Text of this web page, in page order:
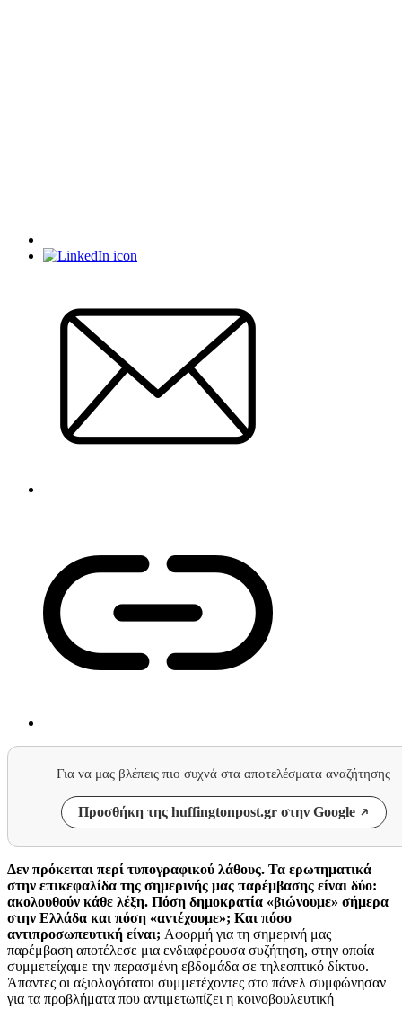
Για να μας βλέπεις πιο συχνά στα αποτελέσματα αναζήτησης
Προσθήκη της huffingtonpost.gr στην Google
Δεν πρόκειται περί τυπογραφικού λάθους. Τα ερωτηματικά
στην επικεφαλίδα της σημερινής μας παρέμβασης είναι δύο:
ακολουθούν κάθε λέξη. Πόση δημοκρατία «βιώνουμε» σήμερα
στην Ελλάδα και πόση «αντέχουμε»; Και πόσο
αντιπροσωπευτική είναι; Αφορμή για τη σημερινή μας
παρέμβαση αποτέλεσε μια ενδιαφέρουσα συζήτηση, στην οποία
συμμετείχαμε την περασμένη εβδομάδα σε τηλεοπτικό δίκτυο.
Άπαντες οι αξιολογότατοι συμμετέχοντες στο πάνελ συμφώνησαν
για τα προβλήματα που αντιμετωπίζει η κοινοβουλευτική